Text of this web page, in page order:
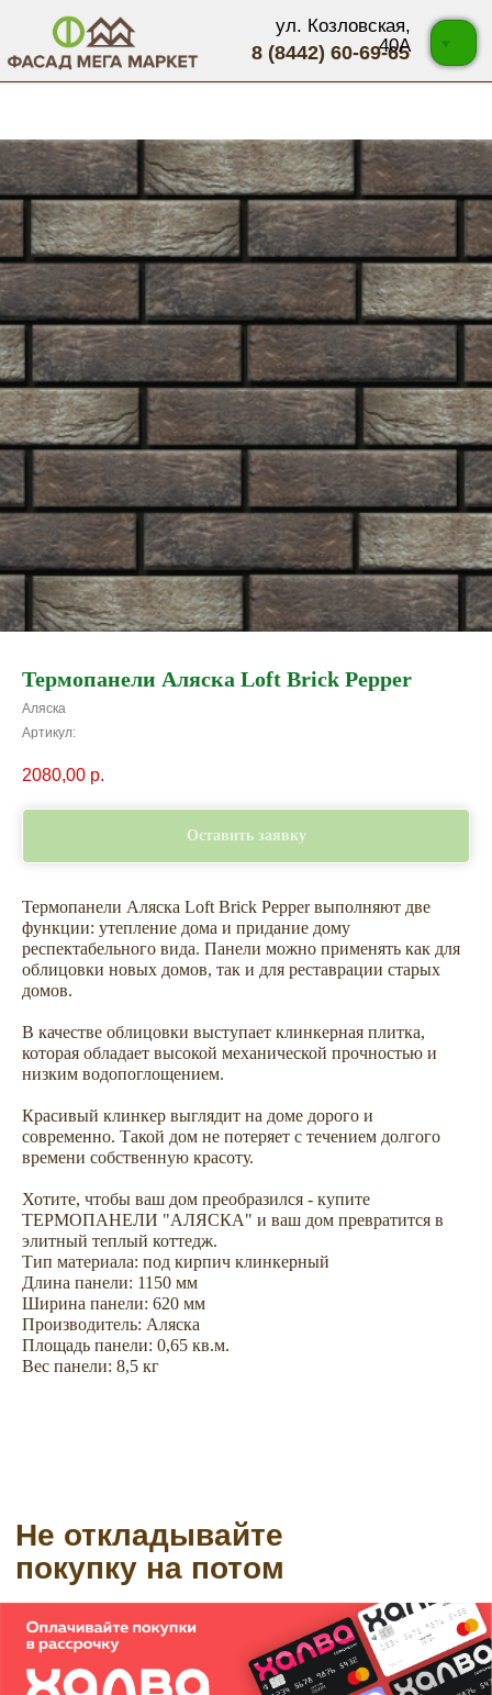
8 (8442) 60-69-65
ул. Козловская,
40А
Термопанели Аляска Loft Brick Pepper
Аляска
Артикул:
2080,00 р.
Оставить заявку
Термопанели Аляска Loft Brick Pepper выполняют две
функции: утепление дома и придание дому
респектабельного вида. Панели можно применять как для
облицовки новых домов, так и для реставрации старых
домов.
В качестве облицовки выступает клинкерная плитка,
которая обладает высокой механической прочностью и
низким водопоглощением.
Красивый клинкер выглядит на доме дорого и
современно. Такой дом не потеряет с течением долгого
времени собственную красоту.
Хотите, чтобы ваш дом преобразился - купите
ТЕРМОПАНЕЛИ "АЛЯСКА" и ваш дом превратится в
элитный теплый коттедж.
Тип материала: под кирпич клинкерный
Длина панели: 1150 мм
Ширина панели: 620 мм
Производитель: Аляска
Площадь панели: 0,65 кв.м.
Вес панели: 8,5 кг
покупку на потом